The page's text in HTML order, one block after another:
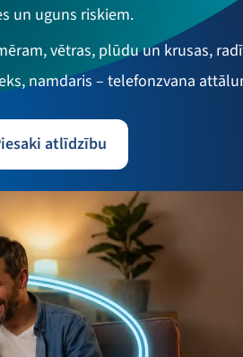
un uguns riskiem.
vētras, plūdu un krusas,
namdaris – telefonzvana
atlīdzību